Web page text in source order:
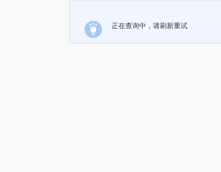
正在查询中，请刷新重试